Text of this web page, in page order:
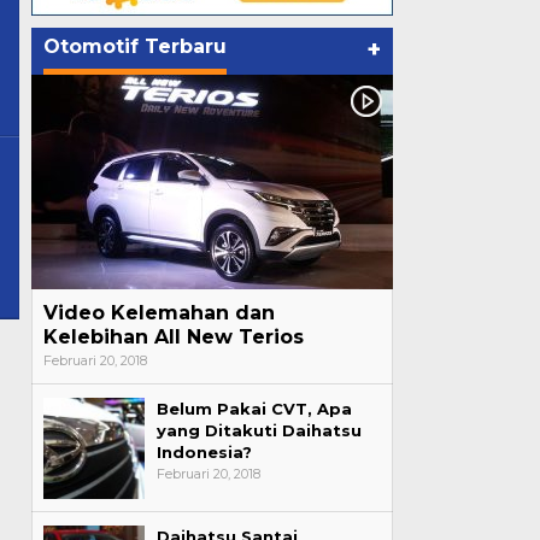
Otomotif Terbaru +
Video Kelemahan dan
Kelebihan All New Terios
Februari 20, 2018
Belum Pakai CVT, Apa
yang Ditakuti Daihatsu
Indonesia?
Februari 20, 2018